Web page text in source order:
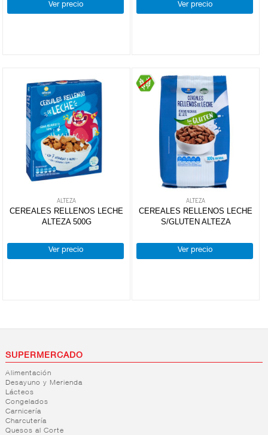
Ver precio Ver precio
ALTEZA
CEREALES RELLENOS LECHE
ALTEZA 500G
Ver precio
ALTEZA
CEREALES RELLENOS LECHE
S/GLUTEN ALTEZA
Ver precio
SUPERMERCADO
Alimentación
Desayuno y Merienda
Lácteos
Congelados
Carnicería
Charcutería
Quesos al Corte